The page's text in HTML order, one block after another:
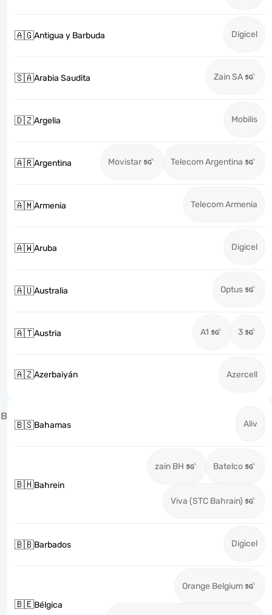
🇦🇬Antigua y Barbuda Digicel
🇸🇦Arabia Saudita Zain SA
🇩🇿Argelia Mobilis
🇦🇷Argentina Movistar Telecom Argentina
🇦🇲Armenia Telecom Armenia
🇦🇼Aruba Digicel
🇦🇺Australia Optus
🇦🇹Austria A1 3
🇦🇿Azerbaiyán Azercell
B
🇧🇸Bahamas Aliv
🇧🇭Bahrein
zain BH Batelco
Viva (STC Bahrain)
🇧🇧Barbados Digicel
🇧🇪Bélgica
Orange Belgium